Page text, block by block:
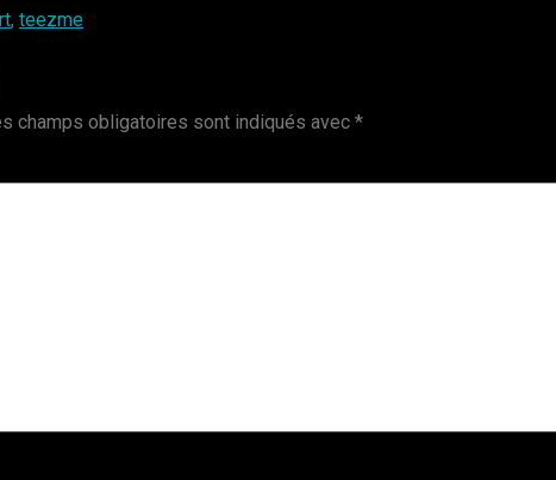
, teezme
champs obligatoires sont indiqués avec *